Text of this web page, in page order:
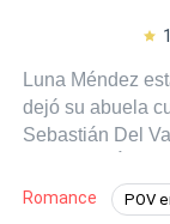
Luna Méndez
dejó su abuela
Sebastián Del
deuda a cambio
comienza como
Romance POV